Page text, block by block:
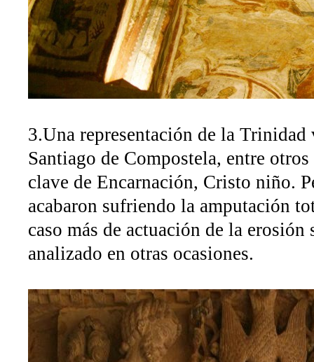
3.Una representación de la
Santiago de Compostela, entre
clave de Encarnación, Cristo niño.
acabaron sufriendo la amputación
caso más de actuación de la
analizado en otras ocasiones.